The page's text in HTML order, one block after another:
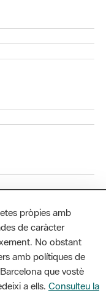
pròpies amb
de caràcter
No obstant
amb polítiques de
que vostè
a ells. Consulteu la